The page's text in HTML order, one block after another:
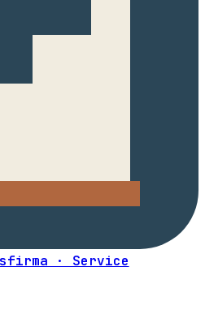
· Service